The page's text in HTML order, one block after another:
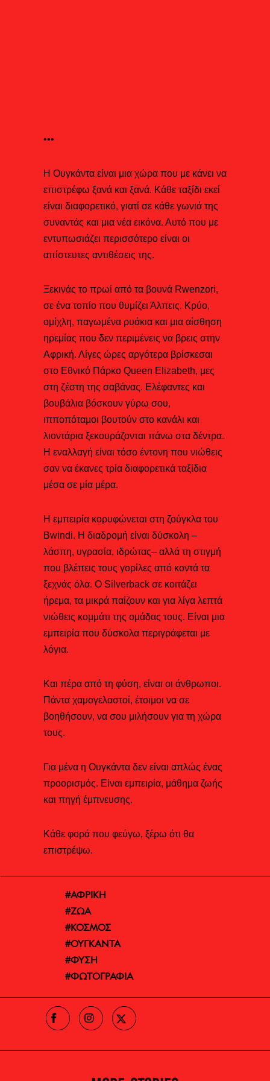
•••
Η Ουγκάντα είναι μια χώρα που με κάνει να
επιστρέφω ξανά και ξανά. Κάθε ταξίδι εκεί
είναι διαφορετικό, γιατί σε κάθε γωνιά της
συναντάς και μια νέα εικόνα. Αυτό που με
εντυπωσιάζει περισσότερο είναι οι
απίστευτες αντιθέσεις της.
Ξεκινάς το πρωί από τα βουνά Rwenzori,
σε ένα τοπίο που θυμίζει Άλπεις. Κρύο,
ομίχλη, παγωμένα ρυάκια και μια αίσθηση
ηρεμίας που δεν περιμένεις να βρεις στην
Αφρική. Λίγες ώρες αργότερα βρίσκεσαι
στο Εθνικό Πάρκο Queen Elizabeth, μες
στη ζέστη της σαβάνας. Ελέφαντες και
βουβάλια βόσκουν γύρω σου,
ιπποπόταμοι βουτούν στο κανάλι και
λιοντάρια ξεκουράζονται πάνω στα δέντρα.
Η εναλλαγή είναι τόσο έντονη που νιώθεις
σαν να έκανες τρία διαφορετικά ταξίδια
μέσα σε μία μέρα.
Η εμπειρία κορυφώνεται στη ζούγκλα του
Bwindi. Η διαδρομή είναι δύσκολη –
λάσπη, υγρασία, ιδρώτας– αλλά τη στιγμή
που βλέπεις τους γορίλες από κοντά τα
ξεχνάς όλα. Ο Silverback σε κοιτάζει
ήρεμα, τα μικρά παίζουν και για λίγα λεπτά
νιώθεις κομμάτι της ομάδας τους. Είναι μια
εμπειρία που δύσκολα περιγράφεται με
λόγια.
Και πέρα από τη φύση, είναι οι άνθρωποι.
Πάντα χαμογελαστοί, έτοιμοι να σε
βοηθήσουν, να σου μιλήσουν για τη χώρα
τους.
Για μένα η Ουγκάντα δεν είναι απλώς ένας
προορισμός. Είναι εμπειρία, μάθημα ζωής
και πηγή έμπνευσης.
Κάθε φορά που φεύγω, ξέρω ότι θα
επιστρέψω.
ΑΦΡΙΚΗ
ΖΩΑ
ΚΟΣΜΟΣ
ΟΥΓΚΑΝΤΑ
ΦΥΣΗ
ΦΩΤΟΓΡΑΦΙΑ